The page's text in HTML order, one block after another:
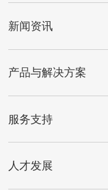
新闻资讯
产品与解决方案
服务支持
人才发展